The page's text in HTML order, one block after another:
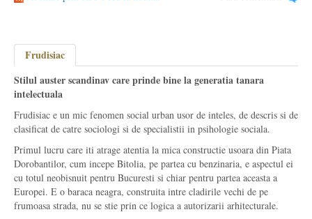
Frudisiac
Stilul auster scandinav care prinde bine la generatia tanara
intelectuala
Frudisiac e un mic fenomen social urban usor de inteles, de descris si de
clasificat de catre sociologi si de specialistii in psihologie sociala.
Primul lucru care iti atrage atentia la mica constructie usoara din Piata
Dorobantilor, cum incepe Bitolia, pe partea cu benzinaria, e aspectul ei
cu totul neobisnuit pentru Bucuresti si chiar pentru partea aceasta a
Europei. E o baraca neagra, construita intre cladirile vechi de pe
frumoasa strada, nu se stie prin ce logica a autorizarii arhitecturale.